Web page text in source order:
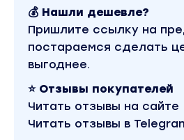
командный коуч,
и управляющий партнер
Ирина Сукманюк
Топ-менеджер MBA,
командный коуч,
и управляющий партнер
💰 Нашли дешевле?
Пришлите ссылку на
постараемся сделать
выгоднее.
⭐ Отзывы покупателей
Читать отзывы на сайте
Читать отзывы в